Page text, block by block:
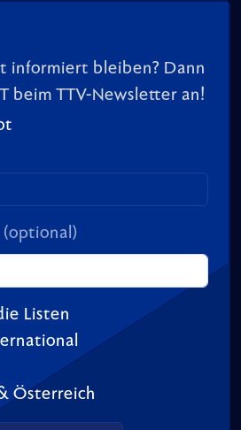
informiert bleiben? Dann
beim TTV-Newsletter an!
(optional)
Listen
Österreich